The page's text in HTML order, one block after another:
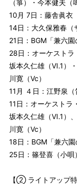
（箏）・今本健夫（
10月 7日：藤舎眞衣
14日：大久保雅春（
21日：BGM「兼六
28日：オーケストラ
坂本久仁雄（VI.1）
川寛（Vc）
11月 ４日：江野泉（
11日：オーケストラ
坂本久仁雄（VI.1）
川寛（Vc）
18日：BGM「兼六
25日：篠登喜（小唄
【② ライトアップ